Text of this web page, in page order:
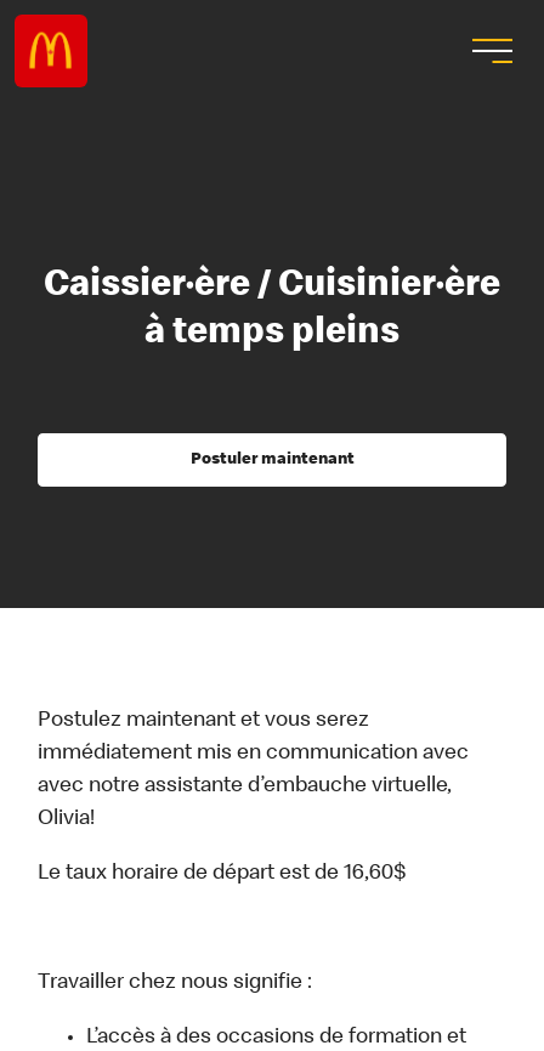
Caissier·ère / Cuisinier·ère
à temps pleins
Postuler maintenant
Postulez maintenant et vous serez
immédiatement mis en communication avec
avec notre assistante d’embauche virtuelle,
Olivia!
Le taux horaire de départ est de 16,60$
Travailler chez nous signifie :
L’accès à des occasions de formation et